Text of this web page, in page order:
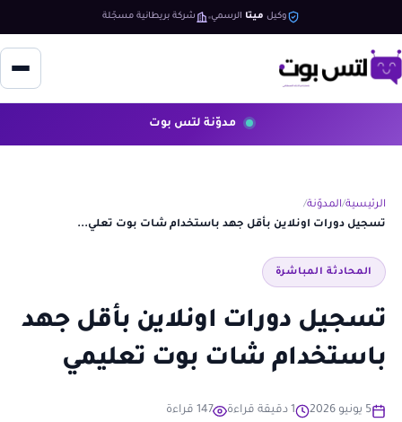
وكيل ميتا الرسمي شركة بريطانية مسجّلة
مدوّنة لتس بوت
الرئيسية المدوّنة
تسجيل دورات اونلاين بأقل جهد باستخدام شات بوت تعلي...
المحادثة المباشرة
تسجيل دورات اونلاين بأقل جهد
باستخدام شات بوت تعليمي
5 يونيو 2026 1 دقيقة قراءة 147 قراءة